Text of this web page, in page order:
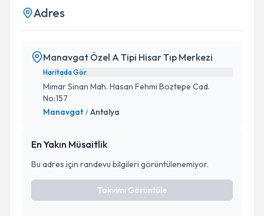
Adres
Manavgat Özel A Tipi Hisar Tıp Merkezi
Haritada Gör
Mimar Sinan Mah. Hasan Fehmi Boztepe Cad.
No:157
Manavgat / Antalya
En Yakın Müsaitlik
Bu adres için randevu bilgileri görüntülenemiyor.
Takvimi Görüntüle